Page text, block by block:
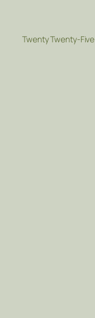
Twenty Twenty-Five